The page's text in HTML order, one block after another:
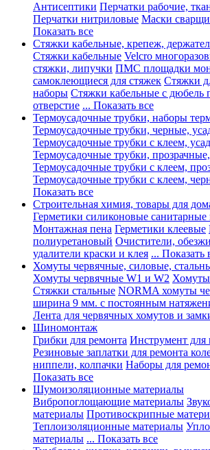
Антисептики Перчатки рабочие,
Перчатки нитриловые Маски
Показать все
Стяжки кабельные, крепеж,
Стяжки кабельные Velcro
стяжки, липучки ПМС площадки
самоклеющиеся для стяжек Стяжки
наборы Стяжки кабельные с дюбель
отверстие ... Показать все
Термоусадочные трубки, наборы
Термоусадочные трубки, черные,
Термоусадочные трубки с клеем,
Термоусадочные трубки, прозрачные,
Термоусадочные трубки с клеем,
Термоусадочные трубки с клеем,
Показать все
Строительная химия, товары для
Герметики силиконовые
Монтажная пена Герметики клеевые
полиуретановый Очистители,
удалители краски и клея ... Показать
Хомуты червячные, силовые,
Хомуты червячные W1 и W2
Стяжки стальные NORMA хомуты
ширина 9 мм. с постоянным
Лента для червячных хомутов и
Шиномонтаж
Грибки для ремонта Инструмент
Резиновые заплатки для ремонта
ниппели, колпачки Наборы для
Показать все
Шумоизоляционные материалы
Вибропоглощающие материалы
материалы Противоскрипные
Теплоизоляционные материалы
материалы ... Показать все